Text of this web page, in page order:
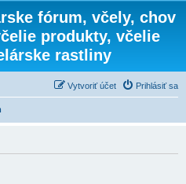
fórum, včely, chov
produkty, včelie
rastliny
Prihlásiť sa
Vytvoriť účet